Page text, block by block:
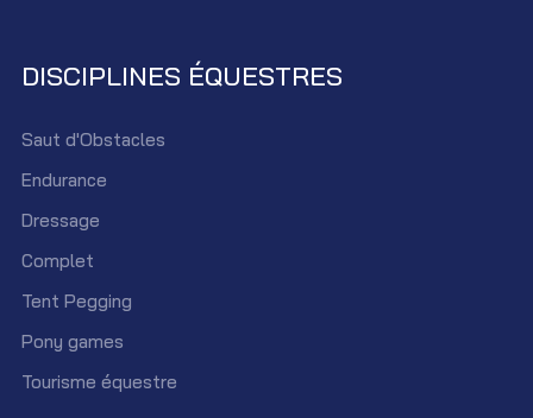
DISCIPLINES ÉQUESTRES
Saut d'Obstacles
Endurance
Dressage
Complet
Tent Pegging
Pony games
Tourisme équestre